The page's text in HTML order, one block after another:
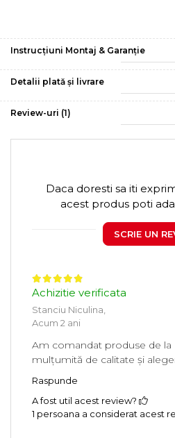
Instrucțiuni Montaj & Garanție
Detalii plată și livrare
Review-uri (1)
Daca doresti sa iti
acest produs poti
SCRIE UN
Achizitie verificata
Stanciu Niculina,
Acum 2 ani
Am comandat produse de
mulțumită de calitate și
Raspunde
A fost util acest review?
1 persoana a considerat acest